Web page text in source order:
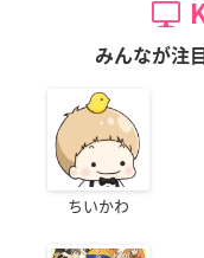
みんなが注
ちいかわ